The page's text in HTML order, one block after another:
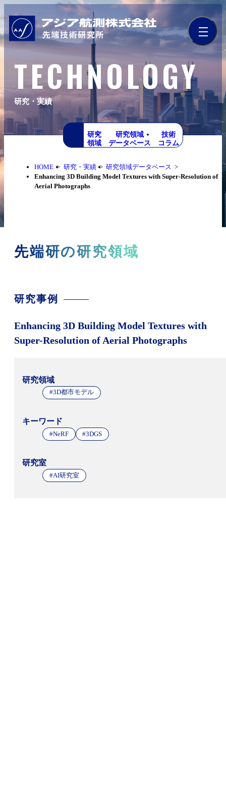
TECHNOLOGY
研究・実績
研究
領域
研究領域
データベース
技術
コラム
HOME 研究・実績
研究領域データベース
Enhancing 3D Building Model Textures with Super-Resolution of
Aerial Photographs
先端研の研究領域
研究事例
Enhancing 3D Building Model Textures with
Super-Resolution of Aerial Photographs
研究領域
#3D都市モデル
キーワード
#NeRF #3DGS
研究室
#AI研究室